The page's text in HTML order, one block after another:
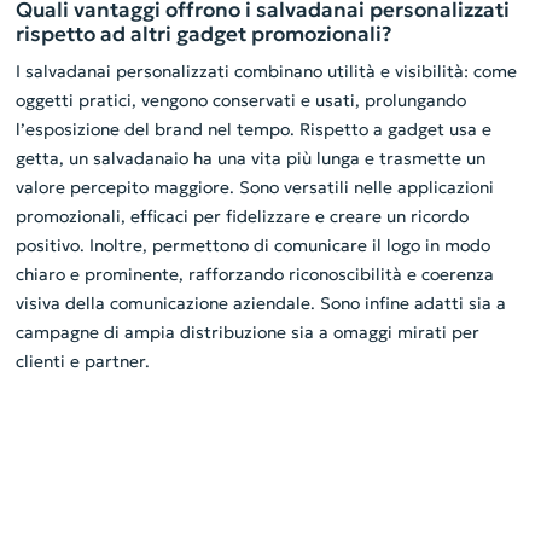
Quali vantaggi offrono i salvadanai personalizzati
rispetto ad altri gadget promozionali?
I salvadanai personalizzati combinano utilità e visibilità: come
oggetti pratici, vengono conservati e usati, prolungando
l’esposizione del brand nel tempo. Rispetto a gadget usa e
getta, un salvadanaio ha una vita più lunga e trasmette un
valore percepito maggiore. Sono versatili nelle applicazioni
promozionali, efficaci per fidelizzare e creare un ricordo
positivo. Inoltre, permettono di comunicare il logo in modo
chiaro e prominente, rafforzando riconoscibilità e coerenza
visiva della comunicazione aziendale. Sono infine adatti sia a
campagne di ampia distribuzione sia a omaggi mirati per
clienti e partner.